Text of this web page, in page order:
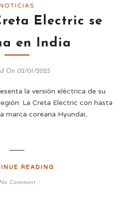
NOTICIAS
Electric se
en India
On 02/01/2025
la versión eléctrica de su
La Creta Electric con hasta
marca coreana Hyundai,
READING
No Comment